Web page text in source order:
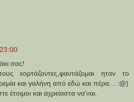
σας!
εορτάζοντες,φαντάζομαι ηταν το
και γαλήνη από εδώ και πέρα... :@)
έτοιμοι και αχρείαστα να'ναι.